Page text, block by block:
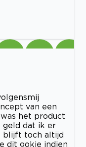
van een
het product
geld dat ik er
blijft toch altijd
dit gokje indien